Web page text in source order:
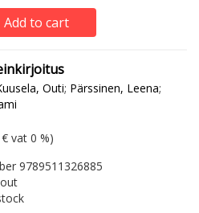
Add to cart
Outi; Pärssinen, Leena;
hinta
vat 0 %)
9789511326885